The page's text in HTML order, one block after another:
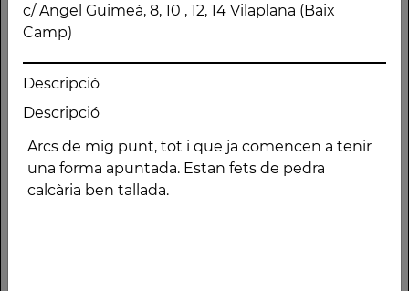
c/ Angel Guimeà, 8, 10 , 12, 14 Vilaplana (Baix
Camp)
Descripció
Descripció
12, 14 Vilaplana (Baix
Camp)
Descripció
Arcs de mig punt, tot i
que ja comencen a
apuntada. Estan fets
de pedra calcària ben